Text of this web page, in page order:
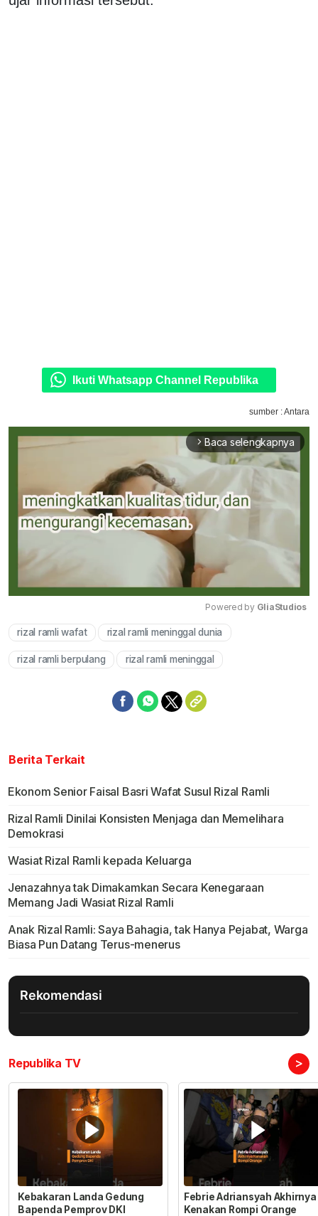
Ikuti Whatsapp Channel Republika
sumber : Antara
arrow_forward_ios Baca selengkapnya
Powered by GliaStudios
rizal ramli wafat rizal ramli meninggal dunia
rizal ramli berpulang rizal ramli meninggal
Berita Terkait
Ekonom Senior Faisal Basri Wafat Susul Rizal Ramli
Rizal Ramli Dinilai Konsisten Menjaga dan Memelihara
Demokrasi
Wasiat Rizal Ramli kepada Keluarga
Jenazahnya tak Dimakamkan Secara Kenegaraan
Memang Jadi Wasiat Rizal Ramli
Anak Rizal Ramli: Saya Bahagia, tak Hanya Pejabat, Warga
Biasa Pun Datang Terus-menerus
Rekomendasi
Republika TV >
Kebakaran Landa Gedung
Bapenda Pemprov DKI
Febrie Adriansyah Akhirnya
Kenakan Rompi Orange